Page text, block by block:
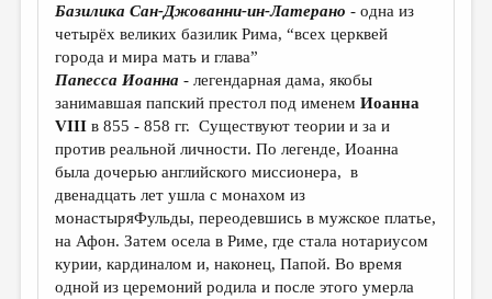
ТРЕДИАКОВСКИЙ
МЕДИА
ВКОНТАКТЕ
Базилика Сан-Джованни-ин-Латерано - одна из
четырёх великих базилик Рима, “всех церквей
города и мира мать и глава”
Папесса Иоанна - легендарная дама, якобы
занимавшая папский престол под именемИоанна
VIIIв 855 - 858 гг. Существуют теории и за и
против реальной личности. По легенде, Иоанна
была дочерью английского миссионера, в
двенадцать лет ушла с монахом из
монастыряФульды, переодевшись в мужское платье,
на Афон. Затем осела в Риме, где стала нотариусом
курии, кардиналом и, наконец, Папой. Во время
одной из церемоний родила и после этого умерла